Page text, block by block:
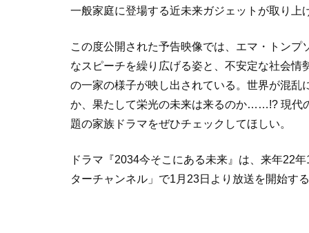
一般家庭に登場する近未来ガジェットが取り上
この度公開された予告映像では、エマ・トン
なスピーチを繰り広げる姿と、不安定な社会
の一家の様子が映し出されている。世界が混
か、果たして栄光の未来は来るのか……!? 現代
題の家族ドラマをぜひチェックしてほしい。
ドラマ『2034今そこにある未来』は、来年22
ターチャンネル」で1月23日より放送を開始す